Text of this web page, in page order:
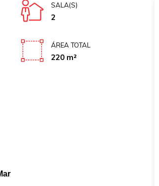
SALA(S)
2
ÁREA TOTAL
220 m²